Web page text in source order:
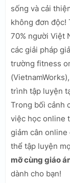
sống và cải
không đơn độc!
70% người Việt
các giải pháp
trường fitness
trình tập luyện
Trong bối cảnh
việc học online
giảm cân
thể tập luyện
mỡ cùng giáo
dành cho bạn!